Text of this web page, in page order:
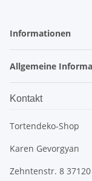
Informationen
Allgemeine
Kontakt
Tortendeko-Shop
Karen Gevorgyan
Zehntenstr. 8